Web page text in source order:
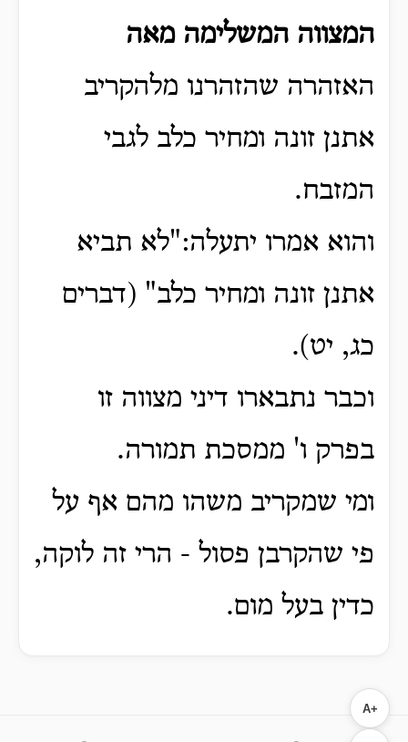
המצווה המשלימה מאה
האזהרה שהזהרנו מלהקריב
אתנן זונה ומחיר כלב לגבי
המזבח.
והוא אמרו יתעלה:"לא תביא
אתנן זונה ומחיר כלב" (דברים
כג, יט).
וכבר נתבארו דיני מצווה זו
בפרק ו' ממסכת תמורה.
ומי שמקריב משהו מהם אף על
פי שהקרבן פסול - הרי זה לוקה,
כדין בעל מום.
A+